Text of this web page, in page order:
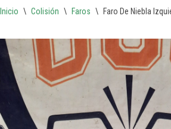
Inicio \ Colisión \ Faros \ Faro De Niebla